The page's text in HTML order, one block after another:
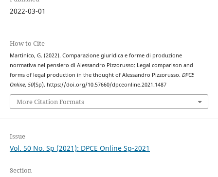
2022-03-01
How to Cite
Martinico, G. (2022). Comparazione giuridica e forme di produzione
normativa nel pensiero di Alessandro Pizzorusso: Legal comparison and
forms of legal production in the thought of Alessandro Pizzorusso. DPCE
Online, 50(Sp). https://doi.org/10.57660/dpceonline.2021.1487
More Citation Formats
Issue
Vol. 50 No. Sp (2021): DPCE Online Sp-2021
Section